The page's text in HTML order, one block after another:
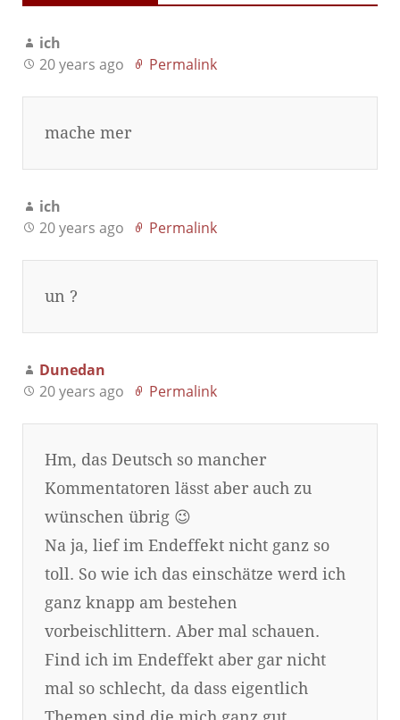
ich
20 years ago
Permalink
mache mer
ich
20 years ago
Permalink
un ?
Dunedan
20 years ago
Permalink
Hm, das Deutsch so mancher
Kommentatoren lässt aber auch zu
wünschen übrig 😉
Na ja, lief im Endeffekt nicht ganz so
toll. So wie ich das einschätze werd ich
ganz knapp am bestehen
vorbeischlittern. Aber mal schauen.
Find ich im Endeffekt aber gar nicht
mal so schlecht, da dass eigentlich